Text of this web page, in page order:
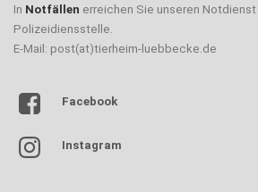
In Notfällen erreichen Sie unseren
Polizeidiensstelle.
E-Mail: post(at)tierheim-luebbecke.de
Facebook
Instagram